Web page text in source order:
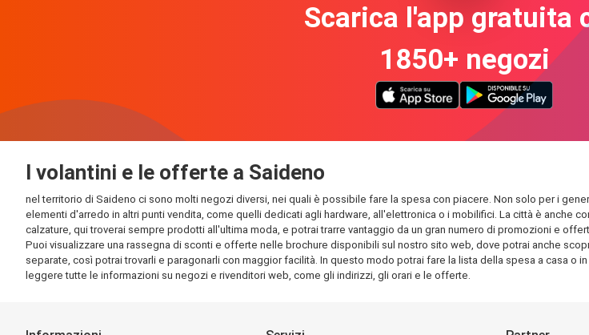
Scarica l'app gratuita
1850+ negozi
I volantini e le offerte a Saideno
nel territorio di Saideno ci sono molti negozi diversi, nei quali è possibile fare la spesa con piacere. Non solo per i
elementi d'arredo in altri punti vendita, come quelli dedicati agli hardware, all'elettronica o i mobilifici. La città è anche
calzature, qui troverai sempre prodotti all'ultima moda, e potrai trarre vantaggio da un gran numero di promozioni e
Puoi visualizzare una rassegna di sconti e offerte nelle brochure disponibili sul nostro sito web, dove potrai anche
separate, così potrai trovarli e paragonarli con maggior facilità. In questo modo potrai fare la lista della spesa a casa o
leggere tutte le informazioni su negozi e rivenditori web, come gli indirizzi, gli orari e le offerte.